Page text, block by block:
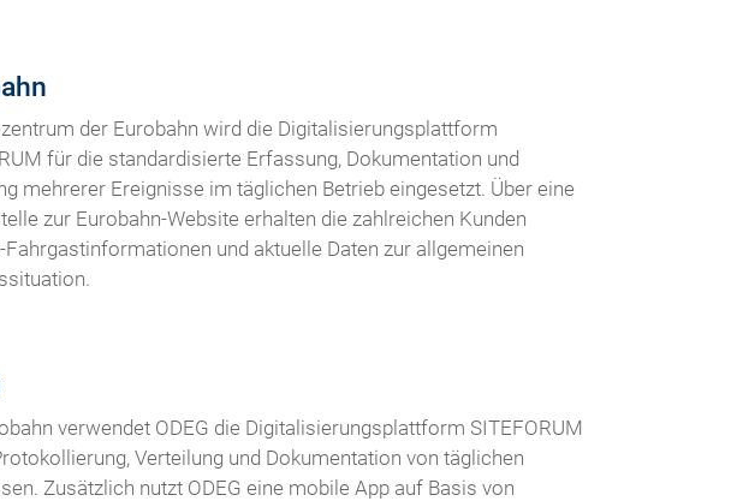
der Eurobahn wird die Digitalisierungsplattform
für die standardisierte Erfassung, Dokumentation und
mehrerer Ereignisse im täglichen Betrieb eingesetzt. Über eine
zur Eurobahn-Website erhalten die zahlreichen Kunden
Fahrgastinformationen und aktuelle Daten zur allgemeinen
verwendet ODEG die Digitalisierungsplattform SITEFORUM
Verteilung und Dokumentation von täglichen
Zusätzlich nutzt ODEG eine mobile App auf Basis von